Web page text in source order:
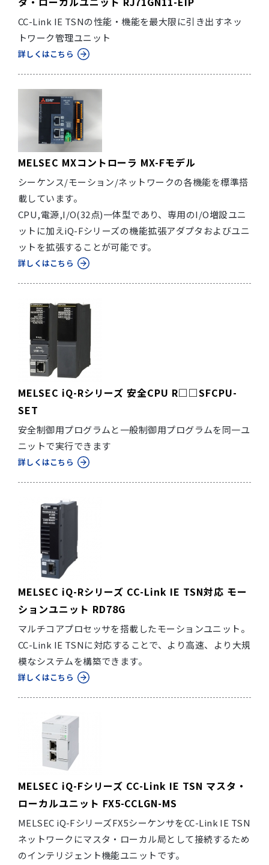
CC-Link IE TSNの性能・機能を最大限に引き出すネッ
トワーク管理ユニット
詳しくはこちら
MELSEC MXコントローラ MX-Fモデル
シーケンス/モーション/ネットワークの各機能を標準搭
載しています。
CPU,電源,I/O(32点)一体型であり、専用のI/O増設ユニ
ットに加えiQ-Fシリーズの機能拡張アダプタおよびユニ
ットを拡張することが可能です。
詳しくはこちら
MELSEC iQ-Rシリーズ 安全CPU R□□SFCPU-
SET
安全制御用プログラムと一般制御用プログラムを同一ユ
ニットで実行できます
詳しくはこちら
MELSEC iQ-Rシリーズ CC-Link IE TSN対応 モー
ションユニット RD78G
マルチコアプロセッサを搭載したモーションユニット。
CC-Link IE TSNに対応することで、より高速、より大規
模なシステムを構築できます。
詳しくはこちら
MELSEC iQ-Fシリーズ CC-Link IE TSN マスタ・
ローカルユニット FX5-CCLGN-MS
MELSEC iQ-FシリーズFX5シーケンサをCC-Link IE TSN
ネットワークにマスタ・ローカル局として接続するため
のインテリジェント機能ユニットです。